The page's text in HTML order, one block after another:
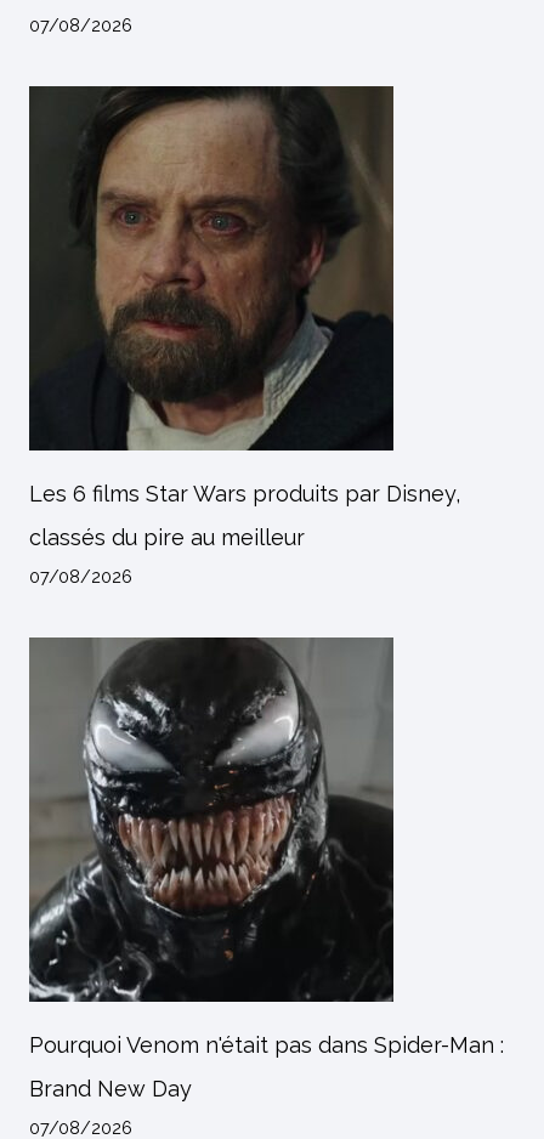
07/08/2026
Les 6 films Star Wars produits par Disney,
classés du pire au meilleur
07/08/2026
Pourquoi Venom n'était pas dans Spider-Man :
Brand New Day
07/08/2026